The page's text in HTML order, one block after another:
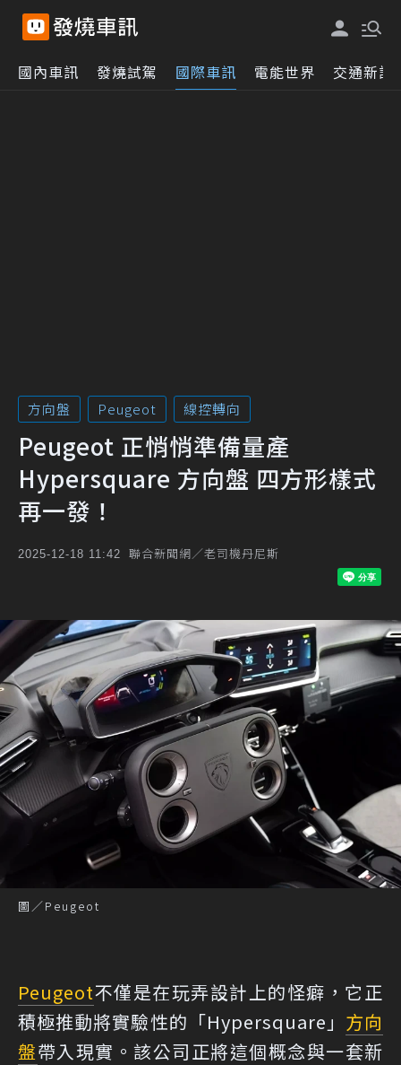
國內車訊 發燒試駕 國際車訊 電能世界 交通新訊
方向盤 Peugeot 線控轉向
Peugeot 正悄悄準備量產
Hypersquare 方向盤 四方形樣式
再一發！
2025-12-18 11:42 聯合新聞網／老司機丹尼斯
圖／Peugeot
Peugeot不僅是在玩弄設計上的怪癖，它正
積極推動將實驗性的「Hypersquare」 方向
盤帶入現實。該公司正將這個概念與一套新